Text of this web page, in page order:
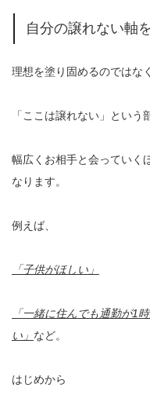
自分の譲れない軸
理想を塗り固めるのではな
「ここは譲れない」という
幅広くお相手と会っていく
なります。
例えば、
「子供がほしい」
「一緒に住んでも通勤が1
い」 など。
はじめから